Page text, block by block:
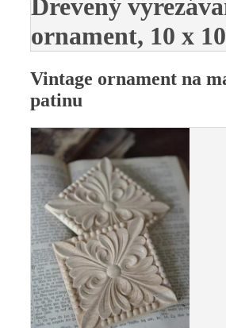
Drevený
ornament, 10 x
Vintage ornament na
patinu